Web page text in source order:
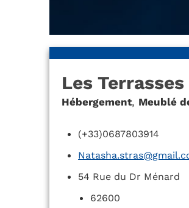
Les
Hébergement, Meublé
(+33)0687803914
54 Rue du Dr Ménard
62600